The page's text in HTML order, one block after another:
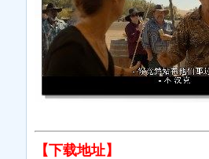
【下载地址】